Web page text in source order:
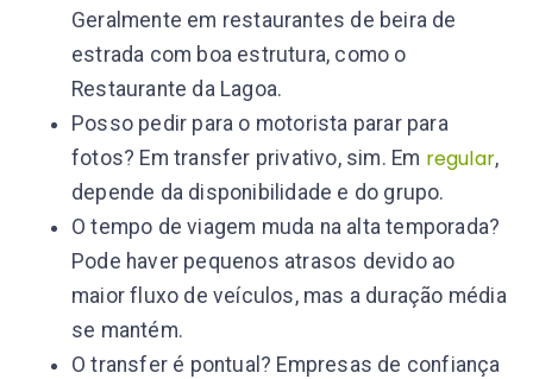
Geralmente em restaurantes de beira de
estrada com boa estrutura, como o
Restaurante da Lagoa.
Posso pedir para o motorista parar para
fotos? Em transfer privativo, sim. Em regular,
depende da disponibilidade e do grupo.
O tempo de viagem muda na alta temporada?
Pode haver pequenos atrasos devido ao
maior fluxo de veículos, mas a duração média
se mantém.
O transfer é pontual? Empresas de confiança